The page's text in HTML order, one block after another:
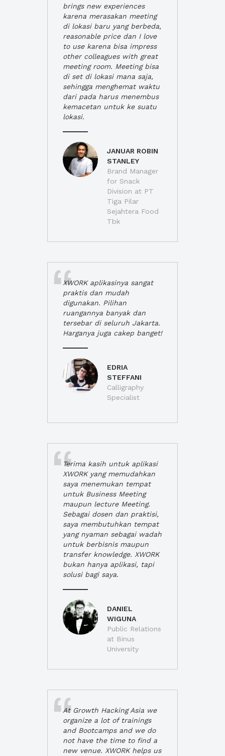
brings new experiences
karena merasakan meeting
di lokasi baru yang berbeda,
reasonable price dan I love
to use karena bisa impress
other colleagues with great
meeting room. Meeting bisa
di set di lokasi mana saja,
sehingga menghemat waktu
dari pada harus menembus
kemacetan untuk ke suatu
lokasi.
JANUAR ROBIN
STANLEY
Brand Manager
for Snack
Division at PT
Tiga Pilar
Sejahtera Food
Tbk
XWORK aplikasinya sangat
praktis dan mudah
digunakan. Pilihan
ruangannya banyak dan
tersebar di seluruh Jakarta.
Harganya juga cakep banget!
EDRIA
STEFFANI
Calligraphy
Specialist
Terima kasih untuk aplikasi
XWORK yang memudahkan
saya menemukan tempat
untuk Business Meeting
maupun lecture Meeting.
Sebagai dosen dan praktisi,
saya membutuhkan tempat
yang nyaman sebagai wadah
untuk berbisnis maupun
transfer knowledge. XWORK
bukan hanya aplikasi, tapi
solusi bagi saya.
DANIEL
WIGUNA
Public Relations
at Binus
University
At Growth Hacking Asia we
organize a lot of trainings
and Bootcamps and we do
not have the time to find a
new venue. XWORK helps us